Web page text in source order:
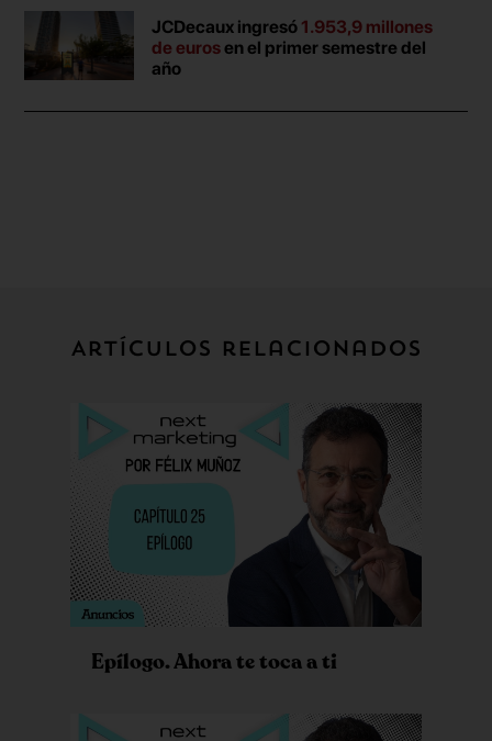
JCDecaux ingresó 1.953,9 millones
de eurosen el primer semestre del
año
Artículos relacionados
Epílogo. Ahora te toca a ti